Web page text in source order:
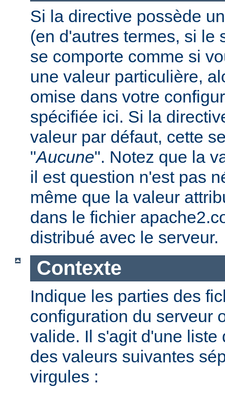
Si la directive possède
(en d'autres termes, si le
se comporte comme si
une valeur particulière,
omise dans votre
spécifiée ici. Si la
valeur par défaut, cette
"Aucune". Notez que la
il est question n'est pas
même que la valeur
dans le fichier
distribué avec le serveur.
Contexte
Indique les parties des
configuration du serveur
valide. Il s'agit d'une liste
des valeurs suivantes
virgules :